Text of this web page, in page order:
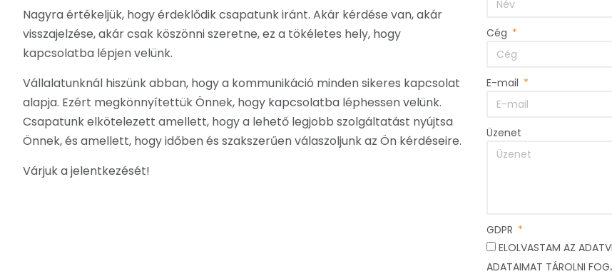
Nagyra értékeljük, hogy érdeklődik csapatunk iránt. Akár kérdése van, akár
visszajelzése, akár csak köszönni szeretne, ez a tökéletes hely, hogy
kapcsolatba lépjen velünk.
Vállalatunknál hiszünk abban, hogy a kommunikáció minden sikeres kapcsolat
alapja. Ezért megkönnyítettük Önnek, hogy kapcsolatba léphessen velünk.
Csapatunk elkötelezett amellett, hogy a lehető legjobb szolgáltatást nyújtsa
Önnek, és amellett, hogy időben és szakszerűen válaszoljunk az Ön kérdéseire.
Várjuk a jelentkezését!
Cég
E-mail
Üzenet
GDPR
ELOLVASTAM AZ
ADATAIMAT TÁROLNI